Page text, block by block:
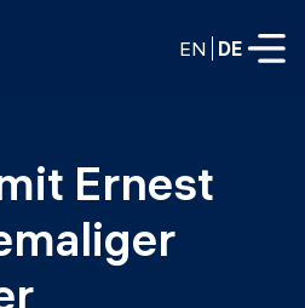
EN DE
KI
Ernest